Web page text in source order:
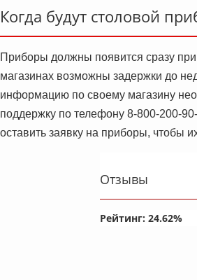
Когда будут столовой
Приборы должны появится сразу
магазинах возможны задержки до
информацию по своему магазину
поддержку по телефону 8-800-200-
оставить заявку на приборы, чтобы
Отзывы
Рейтинг:24.62%